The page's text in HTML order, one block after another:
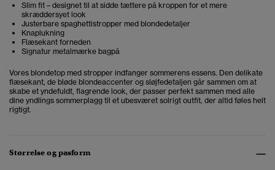
Slim fit – designet til at sidde tættere på kroppen for et mere
skræddersyet look
Justerbare spaghettistropper med blondedetaljer
Knaplukning
Flæsekant forneden
Signatur metalmærke bagpå
Vores blondetop med stropper indfanger sommerens essens. Den delikate
flæsekant, de bløde blondeaccenter og sløjfedetaljen går sammen om at
skabe et yndefuldt, flagrende look, der passer perfekt sammen med alle
dine yndlings sommerplagg til et ubesværet solrigt outfit, der altid føles helt
rigtigt.
Størrelse og pasform